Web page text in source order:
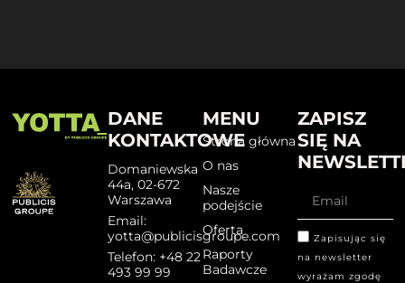
DANE
KONTAKTOWE
Domaniewska
44a, 02-672
Warszawa
Email:
yotta@publicisgroupe.com
Telefon: +48 22
493 99 99
MENU
Strona główna
O nas
Nasze
podejście
Oferta
Raporty
Badawcze
ZAPISZ
SIĘ NA
Zapisując się
na newsletter
wyrażam zgodę